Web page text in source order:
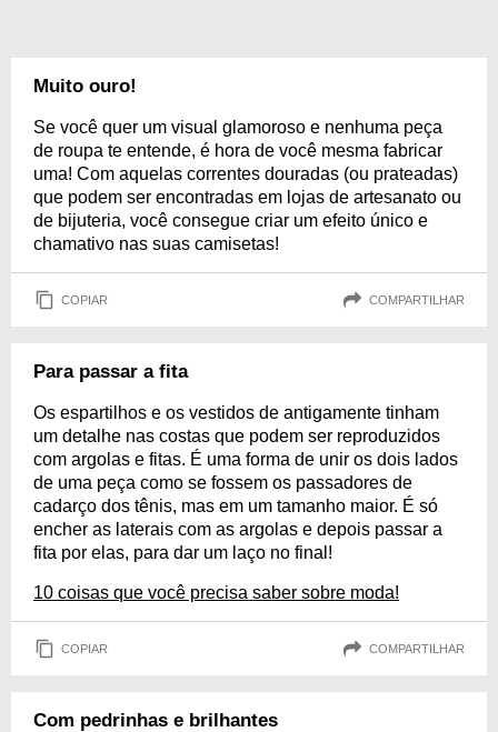
Muito ouro!
Se você quer um visual glamoroso e nenhuma peça
de roupa te entende, é hora de você mesma fabricar
uma! Com aquelas correntes douradas (ou prateadas)
que podem ser encontradas em lojas de artesanato ou
de bijuteria, você consegue criar um efeito único e
chamativo nas suas camisetas!
COPIAR COMPARTILHAR
Para passar a fita
Os espartilhos e os vestidos de antigamente tinham
um detalhe nas costas que podem ser reproduzidos
com argolas e fitas. É uma forma de unir os dois lados
de uma peça como se fossem os passadores de
cadarço dos tênis, mas em um tamanho maior. É só
encher as laterais com as argolas e depois passar a
fita por elas, para dar um laço no final!
10 coisas que você precisa saber sobre moda!
COPIAR COMPARTILHAR
Com pedrinhas e brilhantes